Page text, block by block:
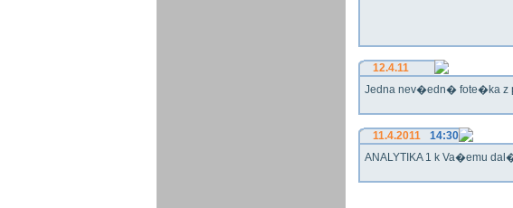
12.4.11
Jedna nev�edn� fote�ka z
11.4.2011
14:30
ANALYTIKA 1 k Va�emu